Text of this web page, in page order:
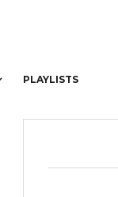
PLAYLISTS